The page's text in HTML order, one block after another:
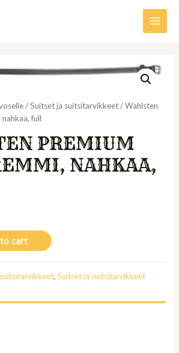
Main
/Suitset ja suitsitarvikkeet/ Wahlsten
full
PREMIUM
NAHKAA,
cart
,Suitset ja suitsitarvikkeet